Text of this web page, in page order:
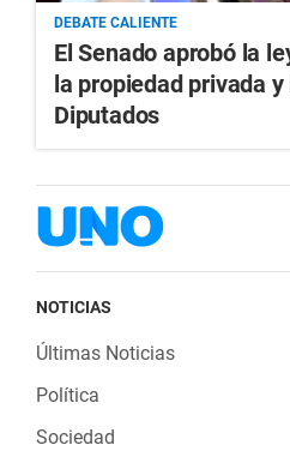
DEBATE CALIENTE
El Senado aprobó la
la propiedad privada
Diputados
NOTICIAS
Últimas Noticias
Política
Sociedad